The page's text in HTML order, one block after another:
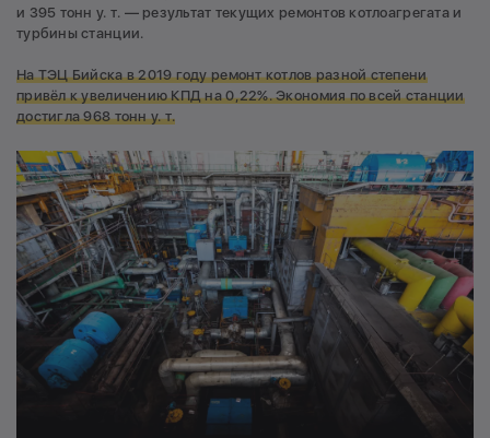
и 395 тонн у. т. — результат текущих ремонтов котлоагрегата и
турбины станции.
На ТЭЦ Бийска в 2019 году ремонт котлов разной степени
привёл к увеличению КПД на 0,22%. Экономия по всей станции
достигла 968 тонн у. т.